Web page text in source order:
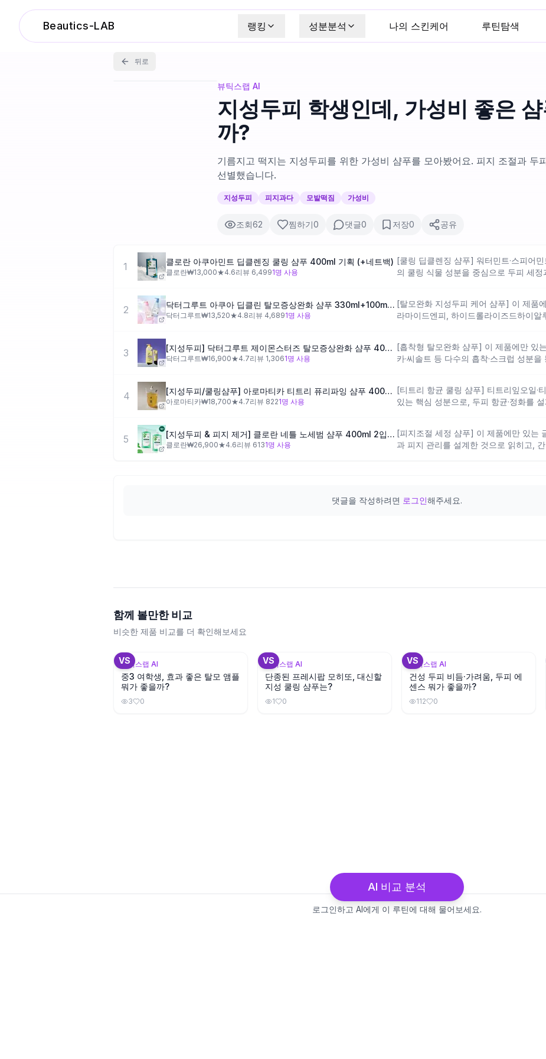
Beautics-LAB 랭킹 성분분석 나의 스킨케어 루틴탐색
뒤로
뷰틱스랩 AI
지성두피 학생인데, 가성비 좋은
까?
기름지고 떡지는 지성두피를 위한 가성비 샴푸를 모아봤어요. 피지 조절과 두
선별했습니다.
지성두피 피지과다 모발떡짐 가성비
조회62 찜하기0 댓글0 저장0 공유
1 클로란 아쿠아민트 딥클렌징 쿨링 샴푸 400ml 기획 (+네트백)
클로란₩13,000★4.6리뷰 6,4991명 사용
[쿨링 딥클렌징 샴푸] 워터민트·스피어
의 쿨링 식물 성분을 중심으로 두피 세정
신다면 향 취향과는 거리가 있을 수 있어
2 닥터그루트 아쿠아 딥클린 탈모증상완화 샴푸 330ml+100ml기획 (지성두피/가려운두피)
닥터그루트₩13,520★4.8리뷰 4,6891명 사용
[탈모완화 지성두피 케어 샴푸] 이 제품
라마이드엔피, 하이드롤라이즈드하이알
쿠아·상쾌한 계열로 과일향보다는 청량
향을 원하신다면 향 취향과 차이가 있을
3 [지성두피] 닥터그루트 제이몬스터즈 탈모증상완화 샴푸 400ml 2종택1 (머스크/시트러스)
닥터그루트₩16,900★4.7리뷰 1,3061명 사용
[흡착형 탈모완화 샴푸] 이 제품에만 있
카·씨솔트 등 다수의 흡착·스크럽 성분
일에 가까운 느낌을 기대할 수 있지만, 복
향과는 다소 다를 수 있어요.
4 [지성두피/쿨링샴푸] 아로마티카 티트리 퓨리파잉 샴푸 400ml 리필
아로마티카₩18,700★4.7리뷰 8221명 사용
[티트리 항균 쿨링 샴푸] 티트리잎오일·
있는 핵심 성분으로, 두피 항균·정화를
시는 경우에는 향 취향과 잘 맞지 않을
5 [지성두피 & 피지 제거] 클로란 네틀 노세범 샴푸 400ml 2입 기획
클로란₩26,900★4.6리뷰 6131명 사용
[피지조절 세정 샴푸] 이 제품에만 있는
과 피지 관리를 설계한 것으로 읽히고,
댓글을 작성하려면 로그인해주세요.
함께 볼만한 비교
비슷한 제품 비교를 더 확인해보세요
VS
뷰틱스랩 AI
중3 여학생, 효과 좋은 탈모 앰플
뭐가 좋을까?
3 0
VS
뷰틱스랩 AI
단종된 프레시팝 모히또, 대신할
지성 쿨링 샴푸는?
1 0
VS
뷰틱스랩 AI
건성 두피 비듬·가려움, 두피 에
센스 뭐가 좋을까?
112 0
로그인하고 AI에게 이 루틴에 대해 물어보세요.
AI 비교 분석